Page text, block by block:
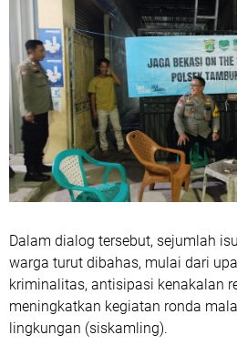
Dalam dialog tersebut, sejumlah
warga turut dibahas, mulai dari
kriminalitas, antisipasi kenakalan
meningkatkan kegiatan ronda
lingkungan (siskamling).